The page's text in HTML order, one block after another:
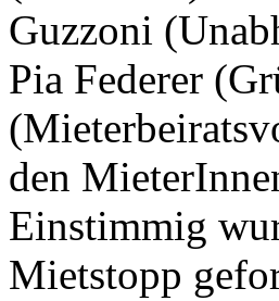
Guzzoni
Pia Federer
den
Einstimmig
Mietstopp